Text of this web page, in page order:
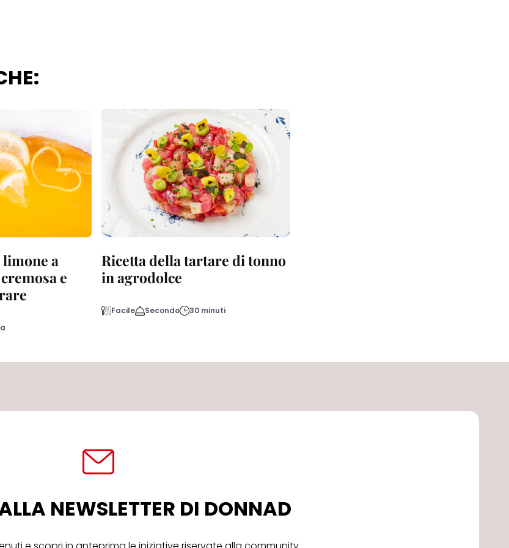
a
e
Ricetta della tartare di tonno
in agrodolce
Facile Secondo 30 minuti
NEWSLETTER DI DONNAD